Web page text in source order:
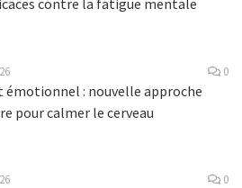
contre la fatigue mentale
0
émotionnel : nouvelle approche
pour calmer le cerveau
0